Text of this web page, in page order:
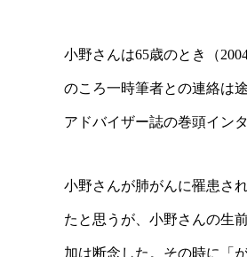
小野さんは65歳のとき（
のころ一時筆者との連絡は
アドバイザー誌の巻頭イン
小野さんが肺がんに罹患さ
たと思うが、小野さんの生
加は断念した。 その時に「